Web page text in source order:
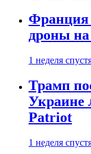
Франция
дроны
1 неделя
Трамп
Украине
Patriot
1 неделя